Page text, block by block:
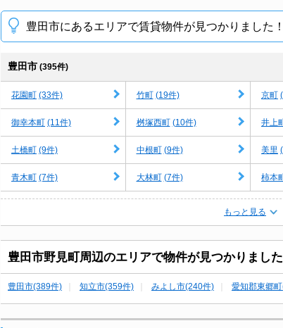
豊田市にあるエリアで賃貸物件が見つかりました！
豊田市 (395件)
花園町 (33件) 竹町 (19件) 京町
御幸本町 (11件) 桝塚西町 (10件) 井上
土橋町 (9件) 中根町 (9件) 美里
青木町 (7件) 大林町 (7件) 柿本
もっと見る
豊田市野見町周辺のエリアで物件が見つかりました
豊田市(389件) 知立市(359件) みよし市(240件) 愛知郡東郷